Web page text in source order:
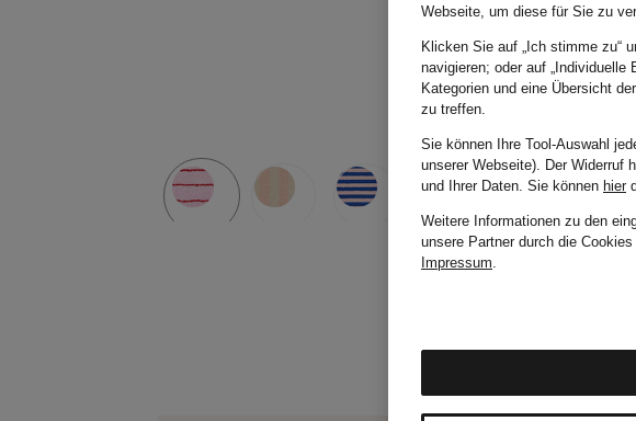
Webseite, um diese für Sie zu
Klicken Sie auf „Ich stimme zu“
navigieren; oder auf „Individuelle
Kategorien und eine Übersicht
zu treffen.
Sie können Ihre Tool-Auswahl
unserer Webseite). Der Widerruf
und Ihrer Daten. Sie können hier
Weitere Informationen zu den
unsere Partner durch die
Impressum.